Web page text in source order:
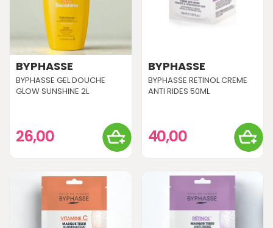
BYPHASSE
BYPHASSE GEL DOUCHE
GLOW SUNSHINE 2L
26,00
BYPHASSE
BYPHASSE RETINOL CREME
ANTI RIDES 50ML
40,00